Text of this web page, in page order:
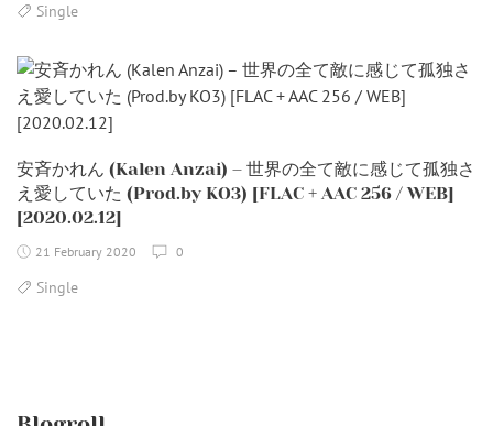
Single
安斉かれん (Kalen Anzai) – 世界の全て敵に感じて孤独さ
え愛していた (Prod.by KO3) [FLAC + AAC 256 / WEB]
[2020.02.12]
21 February 2020 0
Single